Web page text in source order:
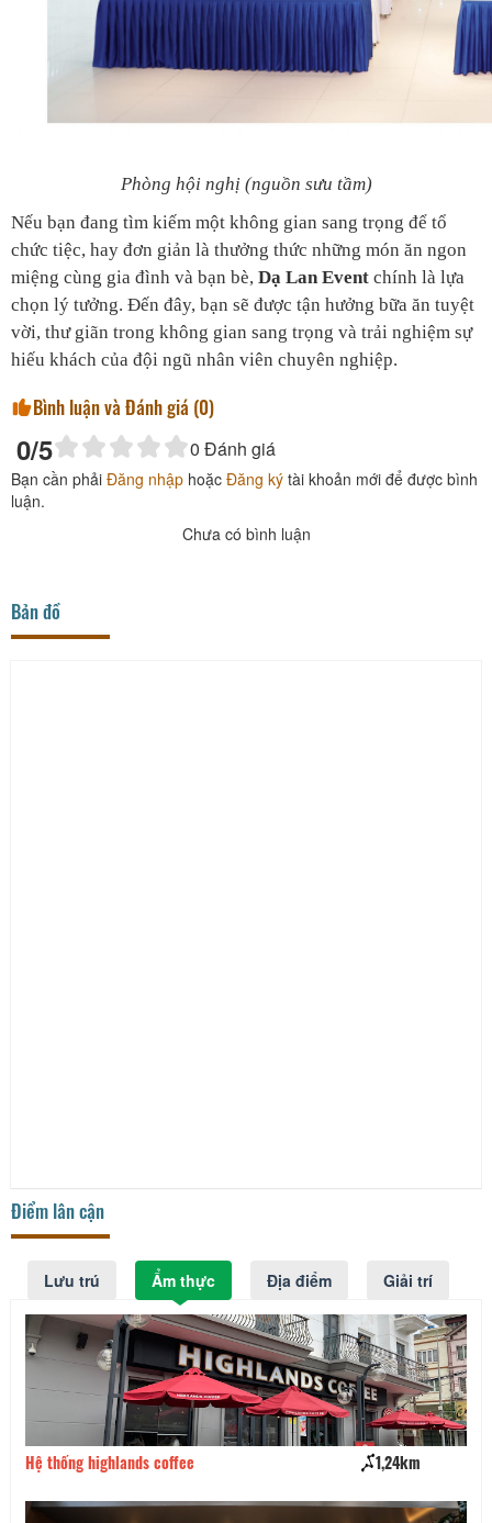
Phòng hội nghị (nguồn sưu tầm)
Nếu bạn đang tìm kiếm một không gian sang trọng để tổ
chức tiệc, hay đơn giản là thưởng thức những món ăn ngon
miệng cùng gia đình và bạn bè, Dạ Lan Event chính là lựa
chọn lý tưởng. Đến đây, bạn sẽ được tận hưởng bữa ăn tuyệt
vời, thư giãn trong không gian sang trọng và trải nghiệm sự
hiếu khách của đội ngũ nhân viên chuyên nghiệp.
Bình luận và Đánh giá (0)
0/5 0 Đánh giá
Bạn cần phải Đăng nhập hoặc Đăng ký tài khoản mới để được bình
luận.
Chưa có bình luận
Bản đồ
Điểm lân cận
Lưu trú Ẩm thực Địa điểm Giải trí
Hệ thống highlands coffee 1,24km